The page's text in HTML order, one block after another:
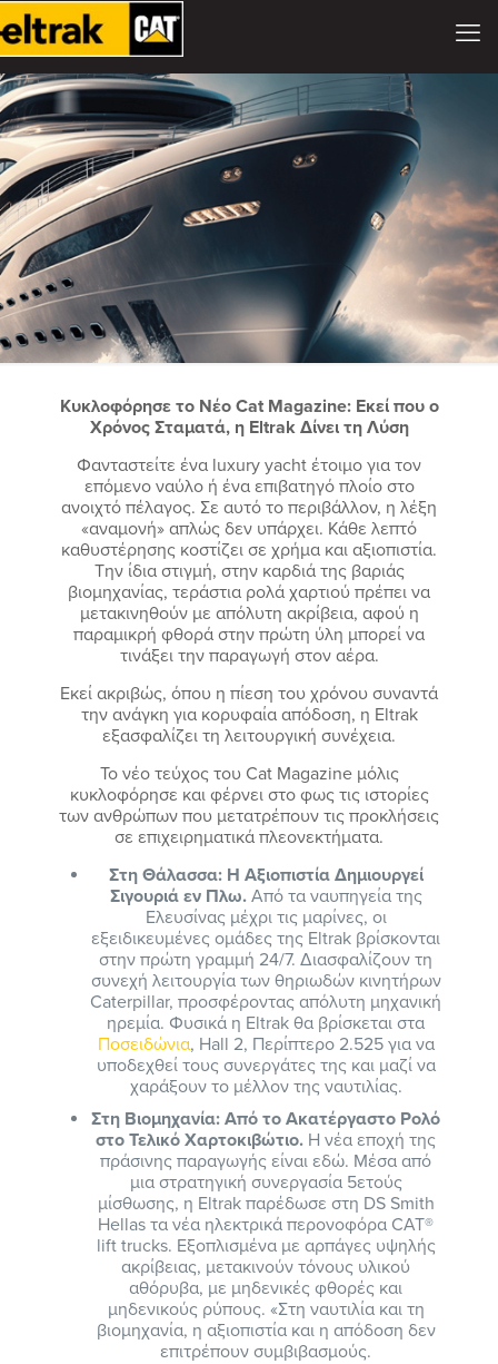
Κυκλοφόρησε το Νέο Cat Magazine: Εκεί που ο
Χρόνος Σταματά, η Eltrak Δίνει τη Λύση
Φανταστείτε ένα luxury yacht έτοιμο για τον
επόμενο ναύλο ή ένα επιβατηγό πλοίο στο
ανοιχτό πέλαγος. Σε αυτό το περιβάλλον, η λέξη
«αναμονή» απλώς δεν υπάρχει. Κάθε λεπτό
καθυστέρησης κοστίζει σε χρήμα και αξιοπιστία.
Την ίδια στιγμή, στην καρδιά της βαριάς
βιομηχανίας, τεράστια ρολά χαρτιού πρέπει να
μετακινηθούν με απόλυτη ακρίβεια, αφού η
παραμικρή φθορά στην πρώτη ύλη μπορεί να
τινάξει την παραγωγή στον αέρα.
Εκεί ακριβώς, όπου η πίεση του χρόνου συναντά
την ανάγκη για κορυφαία απόδοση, η Eltrak
εξασφαλίζει τη λειτουργική συνέχεια.
Το νέο τεύχος του Cat Magazine μόλις
κυκλοφόρησε και φέρνει στο φως τις ιστορίες
των ανθρώπων που μετατρέπουν τις προκλήσεις
σε επιχειρηματικά πλεονεκτήματα.
Στη Θάλασσα: Η Αξιοπιστία Δημιουργεί
Σιγουριά εν Πλω.Από τα ναυπηγεία της
Ελευσίνας μέχρι τις μαρίνες, οι
εξειδικευμένες ομάδες της Eltrak βρίσκονται
στην πρώτη γραμμή 24/7. Διασφαλίζουν τη
συνεχή λειτουργία των θηριωδών κινητήρων
Caterpillar, προσφέροντας απόλυτη μηχανική
ηρεμία. Φυσικά η Eltrak θα βρίσκεται στα
Ποσειδώνια, Hall 2, Περίπτερο 2.525 για να
υποδεχθεί τους συνεργάτες της και μαζί να
χαράξουν το μέλλον της ναυτιλίας.
Στη Βιομηχανία: Από το Ακατέργαστο Ρολό
στο Τελικό Χαρτοκιβώτιο. Η νέα εποχή της
πράσινης παραγωγής είναι εδώ. Μέσα από
μια στρατηγική συνεργασία 5ετούς
μίσθωσης, η Eltrak παρέδωσε στη DS Smith
Hellas τα νέα ηλεκτρικά περονοφόρα CAT®
lift trucks. Εξοπλισμένα με αρπάγες υψηλής
ακρίβειας, μετακινούν τόνους υλικού
αθόρυβα, με μηδενικές φθορές και
μηδενικούς ρύπους. «Στη ναυτιλία και τη
βιομηχανία, η αξιοπιστία και η απόδοση δεν
επιτρέπουν συμβιβασμούς.